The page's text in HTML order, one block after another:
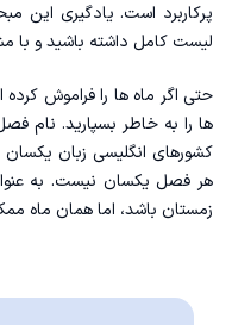
پرکاربرد است. یادگیری این
لیست کامل داشته باشید و با
حتی اگر ماه ها را فراموش
ها را به خاطر بسپارید. نام
کشورهای انگلیسی زبان
هر فصل یکسان نیست. به
زمستان باشد، اما همان ماه